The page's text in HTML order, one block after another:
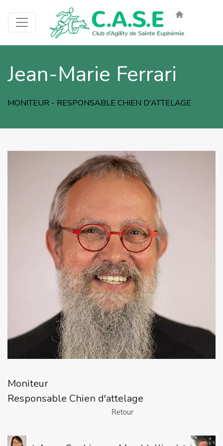
Jean-Marie Ferrari
MONITEUR - RESPONSABLE CHIEN D'ATTELAGE
Moniteur
Responsable Chien d'attelage
Retour